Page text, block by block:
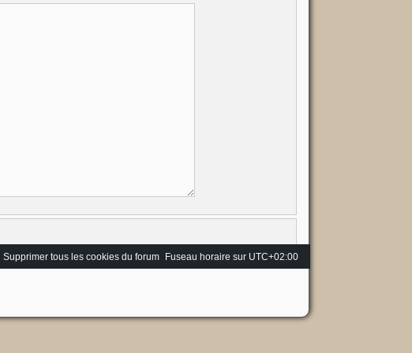
Fuseau horaire sur UTC+02:00
Supprimer tous les cookies du forum